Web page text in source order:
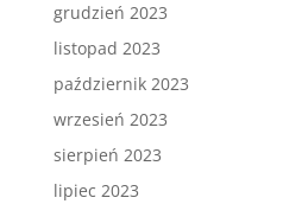
grudzień 2023
listopad 2023
październik 2023
wrzesień 2023
sierpień 2023
lipiec 2023